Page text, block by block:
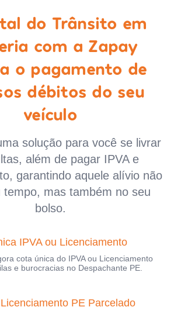
do Trânsito em
com a Zapay
o pagamento de
débitos do seu
veículo
solução para você se livrar
além de pagar IPVA e
garantindo aquele alívio não
tempo, mas também no seu
bolso.
IPVA ou Licenciamento
cota única do IPVA ou Licenciamento
e burocracias no Despachante PE.
PE Parcelado